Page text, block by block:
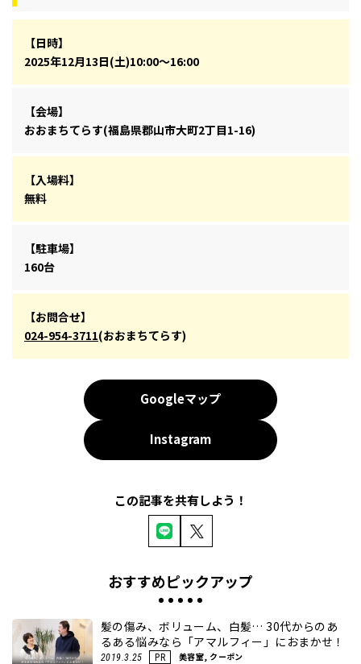
【日時】
2025年12月13日(土)10:00～16:00
【会場】
おおまちてらす(福島県郡山市大町2丁目1-16)
【入場料】
無料
【駐車場】
160台
【お問合せ】
024-954-3711(おおまちてらす)
Googleマップ
Instagram
この記事を共有しよう！
おすすめピックアップ
髪の傷み、ボリューム、白髪… 30代からのあ
るある悩みなら「アマルフィー」におまかせ！
2019.3.25 PR 美容室, クーポン